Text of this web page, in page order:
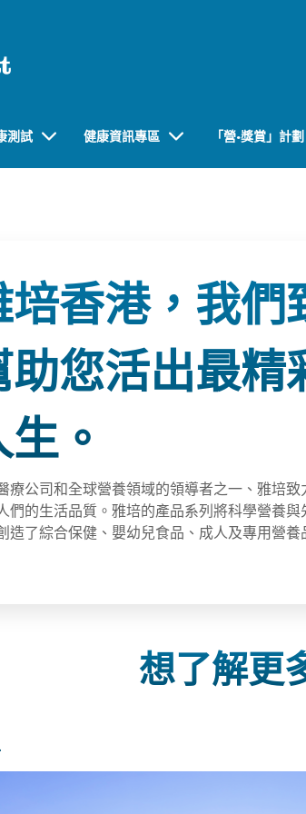
測試 健康資訊專區 「營•獎賞」計劃
培香港，我們
助您活出最精
。
療公司和全球營養領域的領導者之一、雅培致
們的生活品質。雅培的產品系列將科學營養與
造了綜合保健、嬰幼兒食品、成人及專用營養
想了解更